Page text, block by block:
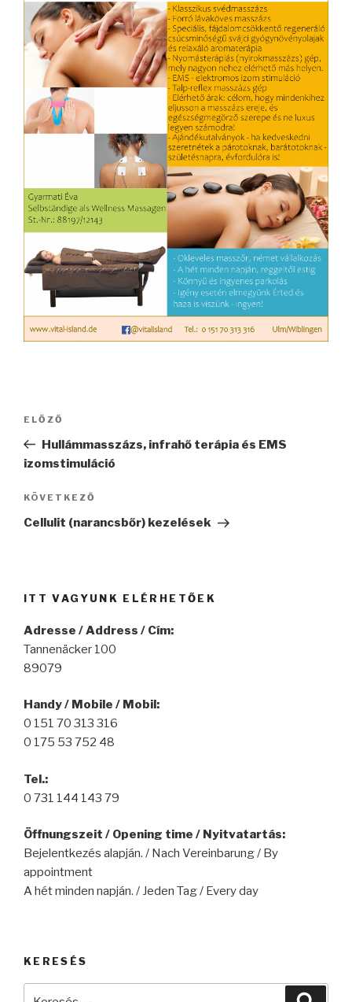
Bejegyzés
Korábbi
bejegyzés
ELŐZŐ
Hullámmasszázs, infrahő terápia és EMS
izomstimuláció
Következő
bejegyzés
KÖVETKEZŐ
Cellulit (narancsbőr) kezelések
ITT VAGYUNK ELÉRHETŐEK
Adresse / Address / Cím:
Tannenäcker 100
89079
Handy / Mobile / Mobil:
0 151 70 313 316
0 175 53 752 48
Tel.:
0 731 144 143 79
Öffnungszeit / Opening time / Nyitvatartás:
Bejelentkezés alapján. / Nach Vereinbarung / By
appointment
A hét minden napján. / Jeden Tag / Every day
KERESÉS